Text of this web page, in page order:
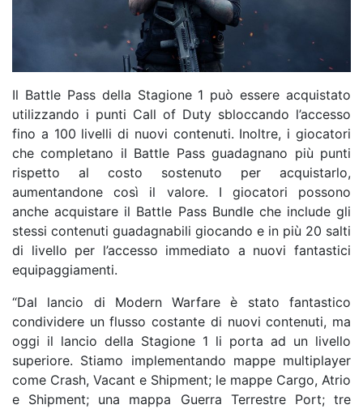
Il Battle Pass della Stagione 1 può essere acquistato
utilizzando i punti Call of Duty sbloccando l’accesso
fino a 100 livelli di nuovi contenuti. Inoltre, i giocatori
che completano il Battle Pass guadagnano più punti
rispetto al costo sostenuto per acquistarlo,
aumentandone così il valore. I giocatori possono
anche acquistare il Battle Pass Bundle che include gli
stessi contenuti guadagnabili giocando e in più 20 salti
di livello per l’accesso immediato a nuovi fantastici
equipaggiamenti.
“Dal lancio di Modern Warfare è stato fantastico
condividere un flusso costante di nuovi contenuti, ma
oggi il lancio della Stagione 1 li porta ad un livello
superiore. Stiamo implementando mappe multiplayer
come Crash, Vacant e Shipment; le mappe Cargo, Atrio
e Shipment; una mappa Guerra Terrestre Port; tre